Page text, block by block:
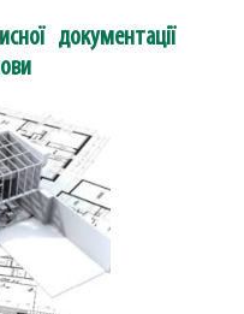
документації